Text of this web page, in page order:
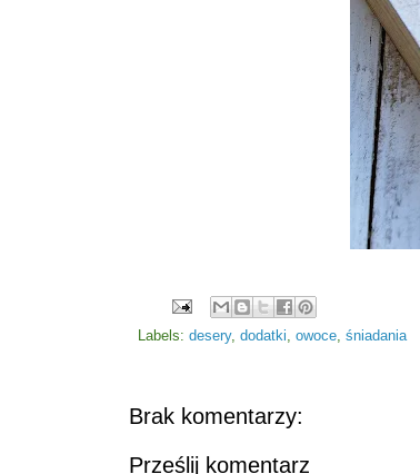
Labels: desery, dodatki owoce śniadania
Brak komentarzy:
Prześlij komentarz